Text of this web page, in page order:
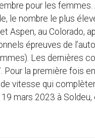
pour les femmes.
le nombre le plus
Aspen, au Colorado,
épreuves de
Les dernières
la première fois
vitesse qui
mars 2023 à Soldeu,